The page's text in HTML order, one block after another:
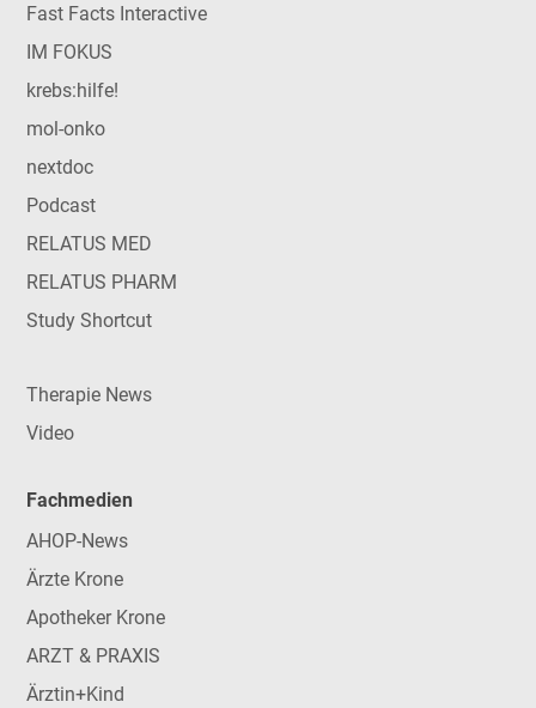
Fast Facts Interactive
IM FOKUS
krebs:hilfe!
mol-onko
nextdoc
Podcast
RELATUS MED
RELATUS PHARM
Study Shortcut
Therapie News
Video
Fachmedien
AHOP-News
Ärzte Krone
Apotheker Krone
ARZT & PRAXIS
Ärztin+Kind